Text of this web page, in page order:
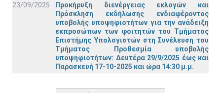
23/09/2025
Προκήρυξη διενέργειας εκλογών και
Πρόσκληση εκδήλωσης ενδιαφέροντος
υποβολής υποψηφιοτήτων για την ανάδειξη
εκπροσώπων των φοιτητών του Τμήματος
Επιστήμης Υπολογιστών στη Συνέλευση του
Τμήματος Προθεσμία υποβολής
υποψηφιοτήτων: Δευτέρα 29/9/2025 έως και
Παρασκευή 17-10-2025 και ώρα 14:30 μ.μ.